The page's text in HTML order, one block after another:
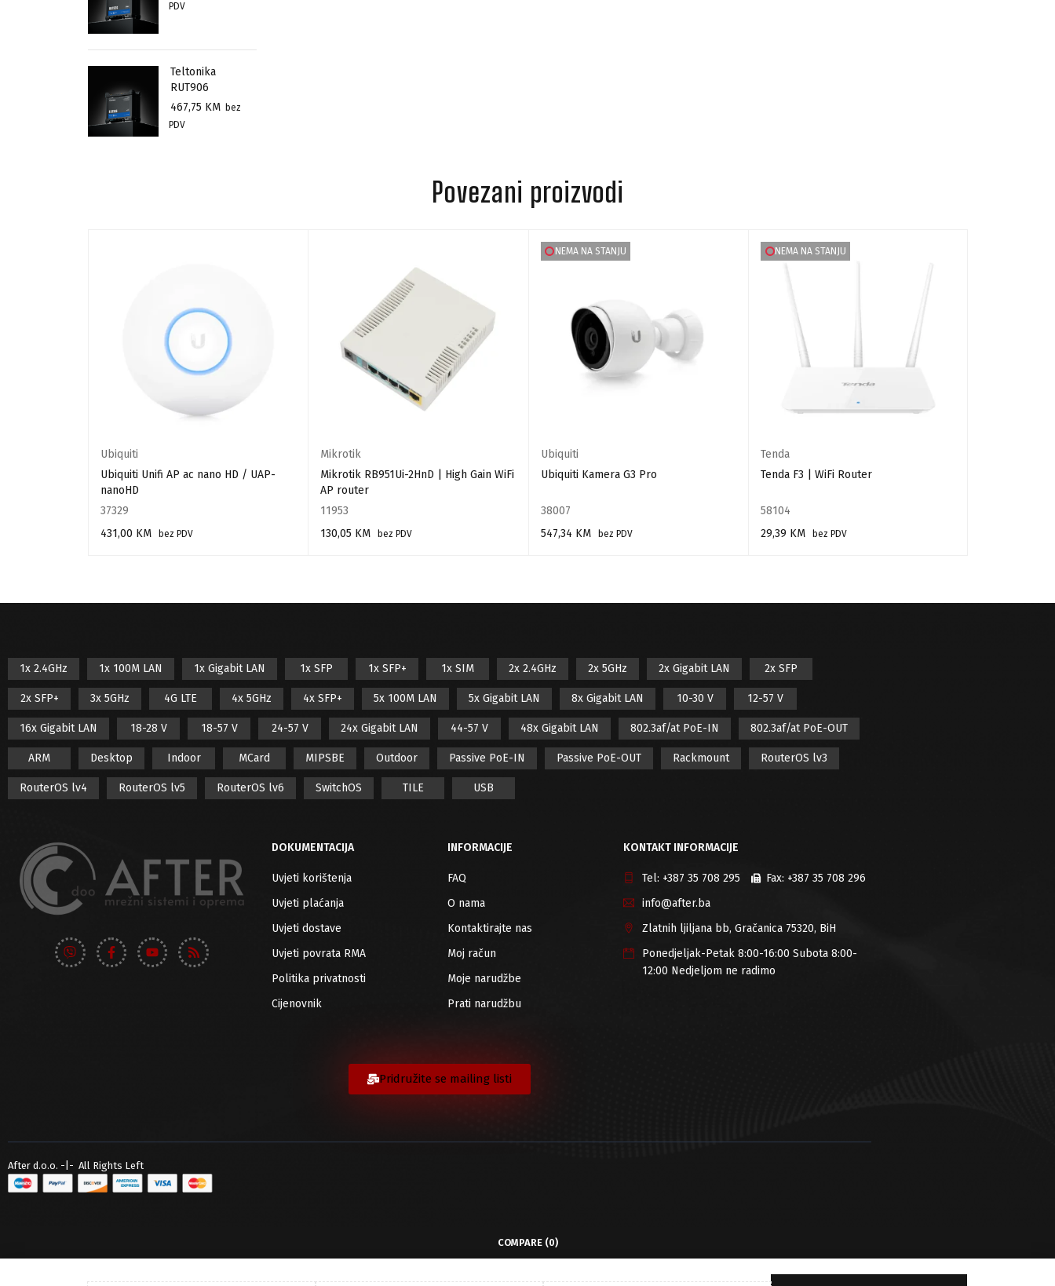
PDV
Teltonika
RUT906
467,75 KM bez
PDV
Povezani proizvodi
Ubiquiti
Ubiquiti Unifi AP ac nano HD / UAP-
nanoHD
37329
431,00 KM
bez PDV
Mikrotik
Mikrotik RB951Ui-2HnD | High Gain WiFi
AP router
11953
130,05 KM
bez PDV
NEMA NA STANJU
Ubiquiti
Ubiquiti Kamera G3 Pro
38007
547,34 KM
bez PDV
NEMA NA STANJU
Tenda
Tenda F3 | WiFi Router
58104
29,39 KM
bez PDV
1x 2.4GHz 1x 100M LAN 1x Gigabit LAN 1x SFP 1x SFP+ 1x SIM 2x 2.4GHz 2x 5GHz 2x Gigabit LAN 2x SFP
2x SFP+ 3x 5GHz 4G LTE 4x 5GHz 4x SFP+ 5x 100M LAN 5x Gigabit LAN 8x Gigabit LAN 10-30 V 12-57 V
16x Gigabit LAN 18-28 V 18-57 V 24-57 V 24x Gigabit LAN 44-57 V 48x Gigabit LAN 802.3af/at PoE-IN 802.3af/at PoE-OUT
ARM Desktop Indoor MCard MIPSBE Outdoor Passive PoE-IN Passive PoE-OUT Rackmount RouterOS lv3
RouterOS lv4 RouterOS lv5 RouterOS lv6 SwitchOS TILE USB
DOKUMENTACIJA
Uvjeti korištenja
Uvjeti plaćanja
Uvjeti dostave
Uvjeti povrata RMA
Politika privatnosti
Cijenovnik
INFORMACIJE
FAQ
O nama
Kontaktirajte nas
Moj račun
Moje narudžbe
Prati narudžbu
KONTAKT INFORMACIJE
Tel: +387 35 708 295 Fax: +387 35 708 296
info@after.ba
Zlatnih ljiljana bb, Gračanica 75320, BiH
Ponedjeljak-Petak 8:00-16:00 Subota 8:00-
12:00 Nedjeljom ne radimo
Pridružite se mailing listi
After d.o.o. -|- All Rights Left
COMPARE (0)